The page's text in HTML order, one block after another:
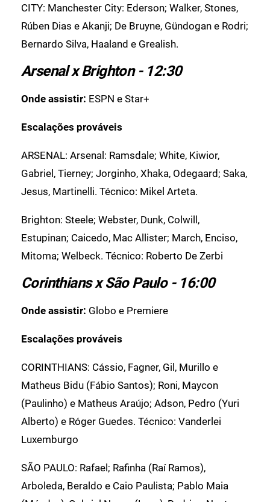
CITY: Manchester City: Ederson; Walker, Stones,
Rúben Dias e Akanji; De Bruyne, Gündogan e Rodri;
Bernardo Silva, Haaland e Grealish.
Arsenal x Brighton - 12:30
Onde assistir: ESPN e Star+
Escalações prováveis
ARSENAL: Arsenal: Ramsdale; White, Kiwior,
Gabriel, Tierney; Jorginho, Xhaka, Odegaard; Saka,
Jesus, Martinelli. Técnico: Mikel Arteta.
Brighton: Steele; Webster, Dunk, Colwill,
Estupinan; Caicedo, Mac Allister; March, Enciso,
Mitoma; Welbeck. Técnico: Roberto De Zerbi
Corinthians x São Paulo - 16:00
Onde assistir: Globo e Premiere
Escalações prováveis
CORINTHIANS: Cássio, Fagner, Gil, Murillo e
Matheus Bidu (Fábio Santos); Roni, Maycon
(Paulinho) e Matheus Araújo; Adson, Pedro (Yuri
Alberto) e Róger Guedes. Técnico: Vanderlei
Luxemburgo
SÃO PAULO: Rafael; Rafinha (Raí Ramos),
Arboleda, Beraldo e Caio Paulista; Pablo Maia